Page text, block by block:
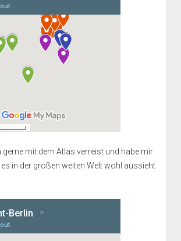
gerne mit dem Atlas verreist und habe mir
in der großen weiten Welt wohl aussieht